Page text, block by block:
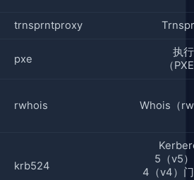
trnsprntproxy
pxe
执
（
rwhois Whois（
krb524
5（v5
4（v4）